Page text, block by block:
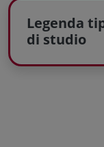
Legenda
di studio